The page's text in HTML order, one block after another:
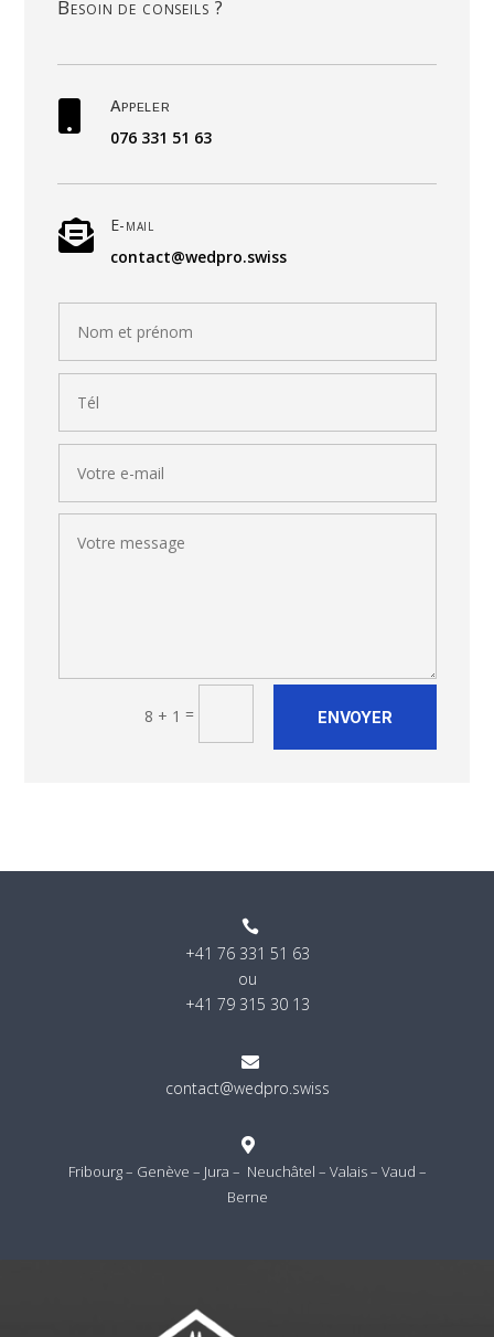
besoin de conseils ?
appeler
076 331 51 63

e-mail
contact@wedpro.swiss
8 + 1 = ENVOYER

+41 76 331 51 63
ou
+41 79 315 30 13

contact@wedpro.swiss

Fribourg – Genève – Jura – Neuchâtel – Valais – Vaud –
Berne